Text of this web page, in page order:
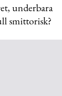
underbara
smittorisk?